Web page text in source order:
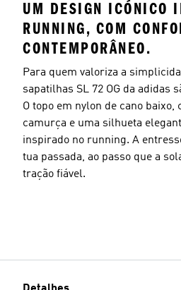
UM DESIGN ICÓNICO
RUNNING, COM
CONTEMPORÂNEO.
Para quem valoriza a
sapatilhas SL 72 OG da adidas
O topo em nylon de cano baixo,
camurça e uma silhueta
inspirado no running. A
tua passada, ao passo que a
tração fiável.